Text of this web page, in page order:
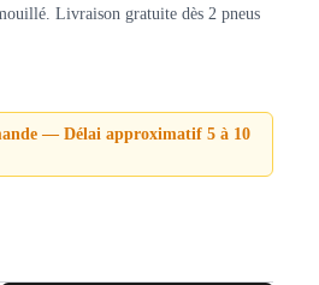
Livraison gratuite dès 2 pneus
— Délai approximatif 5 à 10